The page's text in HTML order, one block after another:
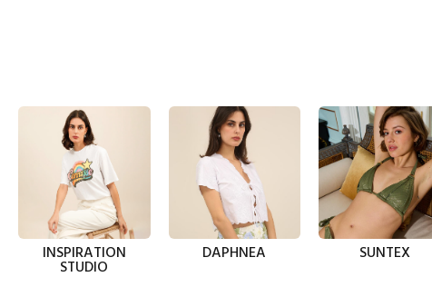
INSPIRATION
STUDIO
DAPHNEA SUNTEX